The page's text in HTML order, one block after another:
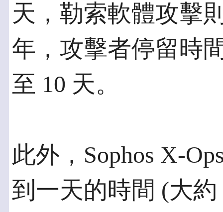
天，勒索軟體攻擊
年，攻擊者停留時
至 10 天。
此外，Sophos X-
到一天的時間 (大